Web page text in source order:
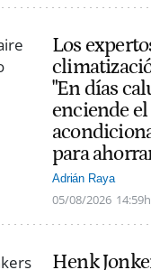
Los
"En días
enciende
para
Adrián Raya
05/08/2026 14:59h
Henk